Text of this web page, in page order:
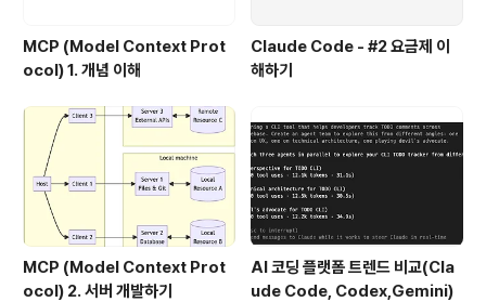
MCP (Model Context Prot
ocol) 1. 개념 이해
Claude Code - #2 요금제 이
해하기
MCP (Model Context Prot
ocol) 2. 서버 개발하기
AI 코딩 플랫폼 트렌드 비교(Cla
ude Code, Codex,Gemini)